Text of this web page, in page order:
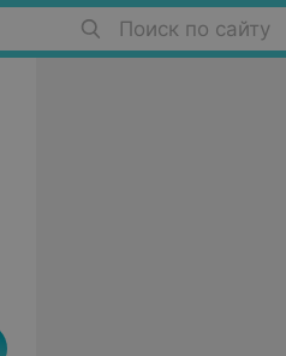
Поиск по сайту